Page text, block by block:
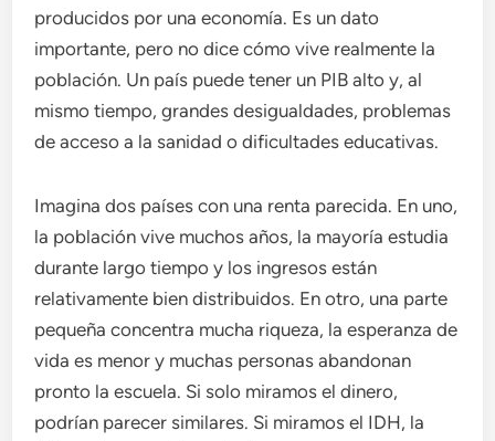
producidos por una economía. Es un dato
importante, pero no dice cómo vive realmente la
población. Un país puede tener un PIB alto y, al
mismo tiempo, grandes desigualdades, problemas
de acceso a la sanidad o dificultades educativas.
Imagina dos países con una renta parecida. En uno,
la población vive muchos años, la mayoría estudia
durante largo tiempo y los ingresos están
relativamente bien distribuidos. En otro, una parte
pequeña concentra mucha riqueza, la esperanza de
vida es menor y muchas personas abandonan
pronto la escuela. Si solo miramos el dinero,
podrían parecer similares. Si miramos el IDH, la